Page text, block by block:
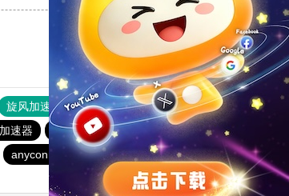
旋风加速度器
快连加速器
速器 蚂蚁加速器 银河加速器
白鲸加速器
anyconnect 银河加速器
荔枝加速器